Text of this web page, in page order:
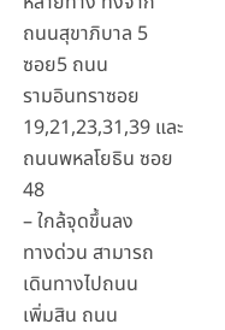
ถนนสุขาภิบาล 5
ซอย5 ถนน
รามอินทราซอย
19,21,23,31,39 และ
ถนนพหลโยธิน ซอย
48
– ใกล้จุดขึ้นลง
ทางด่วน สามารถ
เดินทางไปถนน
เพิ่มสิน ถนน